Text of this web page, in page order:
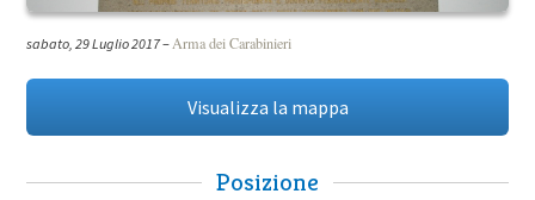
sabato, 29 Luglio 2017–Arma dei Carabinieri
Visualizza la mappa
Posizione